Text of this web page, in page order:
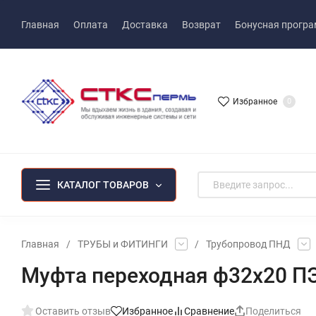
Главная Оплата Доставка Возврат Бонусная
Избранное 0
КАТАЛОГ ТОВАРОВ
Главная / ТРУБЫ и ФИТИНГИ / Трубопровод ПНД
Муфта переходная ф32х20
Оставить отзыв Избранное Сравнение Поделиться